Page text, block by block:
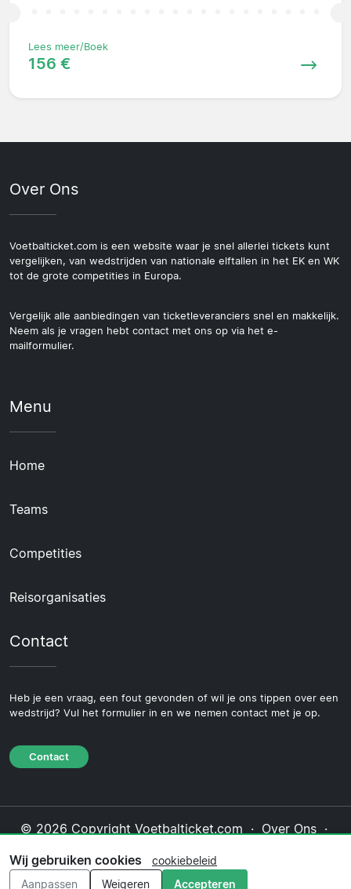
Lees meer/Boek
156 €
Over Ons
Voetbalticket.com is een website waar je snel allerlei tickets kunt
vergelijken, van wedstrijden van nationale elftallen in het EK en WK
tot de grote competities in Europa.
Vergelijk alle aanbiedingen van ticketleveranciers snel en makkelijk.
Neem als je vragen hebt contact met ons op via het e-
mailformulier.
Menu
Home
Teams
Competities
Reisorganisaties
Contact
Heb je een vraag, een fout gevonden of wil je ons tippen over een
wedstrijd? Vul het formulier in en we nemen contact met je op.
Contact
© 2026 Copyright Voetbalticket.com · Over Ons·
Redactioneel beleid
Wij gebruiken cookies
cookiebeleid
Aanpassen
Weigeren Accepteren